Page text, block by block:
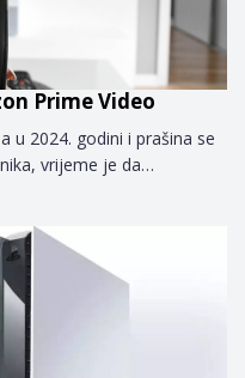
Prime Video
u 2024. godini i prašina se
vrijeme je da…